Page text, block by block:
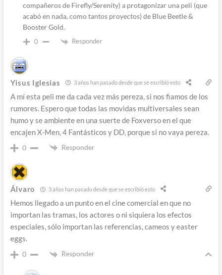
compañeros de Firefly/Serenity) a protagonizar una peli (que
acabó en nada, como tantos proyectos) de Blue Beetle &
Booster Gold.
0 Responder
Yisus Iglesias 3 años han pasado desde que se escribió esto
A mí esta peli me da cada vez más pereza, si nos fiamos de los
rumores. Espero que todas las movidas multiversales sean
humo y se ambiente en una suerte de Foxverso en el que
encajen X-Men, 4 Fantásticos y DD, porque si no vaya pereza.
0 Responder
Álvaro 3 años han pasado desde que se escribió esto
Hemos llegado a un punto en el cine comercial en que no
importan las tramas, los actores o ni siquiera los efectos
especiales, sólo importan las referencias, cameos y easter
eggs.
0 Responder